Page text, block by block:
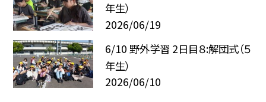
年生）
2026/06/19
6/10 野外学習 2日目８:解団式（５
年生）
2026/06/10